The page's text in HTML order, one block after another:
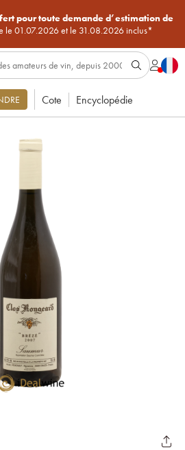
pour toute demande d’estimation de
le 01.07.2026 et le 31.08.2026 inclus*
Cote Encyclopédie